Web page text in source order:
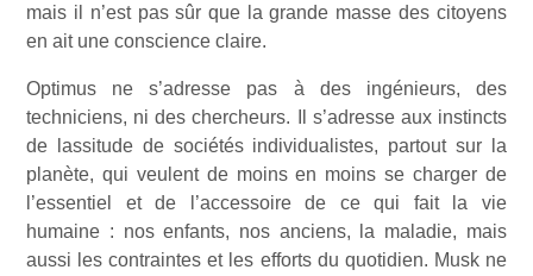
mais il n’est pas sûr que la grande masse des citoyens
en ait une conscience claire.
Optimus ne s’adresse pas à des ingénieurs, des
techniciens, ni des chercheurs. Il s’adresse aux instincts
de lassitude de sociétés individualistes, partout sur la
planète, qui veulent de moins en moins se charger de
l’essentiel et de l’accessoire de ce qui fait la vie
humaine : nos enfants, nos anciens, la maladie, mais
aussi les contraintes et les efforts du quotidien. Musk ne